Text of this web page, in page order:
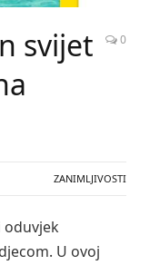
svijet
0
ZANIMLJIVOSTI
oduvjek
U ovoj